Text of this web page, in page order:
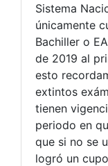
Sistema
únicamente
Bachiller o
de 2019 al
esto
extintos
tienen
periodo en
que si no se
logró un